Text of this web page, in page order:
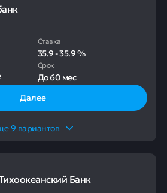
Ставка
35.9-35.9%
Срок
До60 мес
Далее
9 вариантов
Банк